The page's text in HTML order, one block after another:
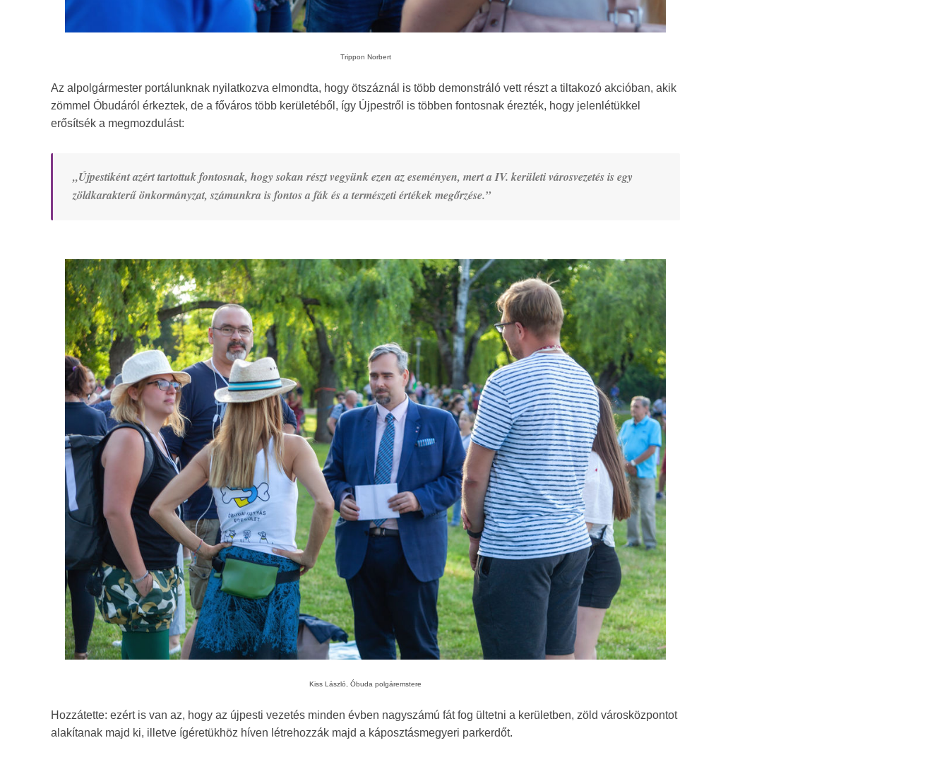
Trippon Norbert
Az alpolgármester portálunknak nyilatkozva elmondta, hogy ötszáznál is több demonstráló vett részt a tiltakozó akcióban, akik
zömmel Óbudáról érkeztek, de a főváros több kerületéből, így Újpestről is többen fontosnak érezték, hogy jelenlétükkel
erősítsék a megmozdulást:
„Újpestiként azért tartottuk fontosnak, hogy sokan részt vegyünk ezen az eseményen, mert a IV. kerületi városvezetés is egy
zöldkarakterű önkormányzat, számunkra is fontos a fák és a természeti értékek megőrzése.”
Kiss László, Óbuda polgáremstere
Hozzátette: ezért is van az, hogy az újpesti vezetés minden évben nagyszámú fát fog ültetni a kerületben, zöld városközpontot
alakítanak majd ki, illetve ígéretükhöz híven létrehozzák majd a káposztásmegyeri parkerdőt.